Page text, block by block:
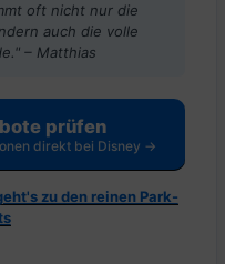
oft nicht nur die
auch die volle
– Matthias
prüfen
direkt bei Disney →
zu den reinen Park-